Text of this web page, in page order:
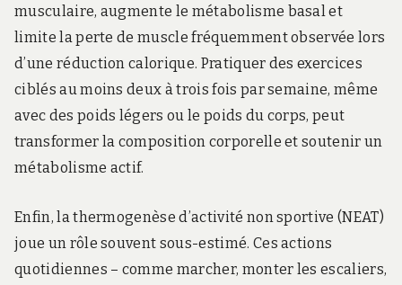
musculaire, augmente le métabolisme basal et
limite la perte de muscle fréquemment observée lors
d’une réduction calorique. Pratiquer des exercices
ciblés au moins deux à trois fois par semaine, même
avec des poids légers ou le poids du corps, peut
transformer la composition corporelle et soutenir un
métabolisme actif.
Enfin, la thermogenèse d’activité non sportive (NEAT)
joue un rôle souvent sous-estimé. Ces actions
quotidiennes – comme marcher, monter les escaliers,